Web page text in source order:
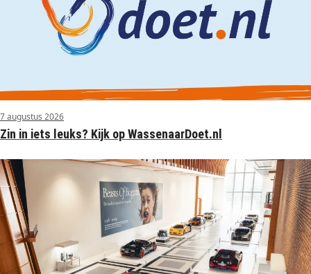
7 augustus 2026
Zin in iets leuks? Kijk op WassenaarDoet.nl